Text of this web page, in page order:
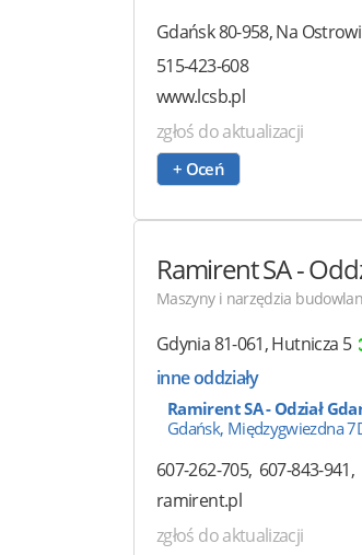
Gdańsk80-958,Na
515-423-608
www.lcsb.pl
zgłoś do aktualizacji
+ Oceń
RamirentSA -
Maszyny i narzędzia
Gdynia81-061,Hutnicza 5
inne oddziały
Ramirent SA - Odział
Gdańsk, Międzygwiezdna
607-262-705 607-843-941
ramirent.pl
zgłoś do aktualizacji